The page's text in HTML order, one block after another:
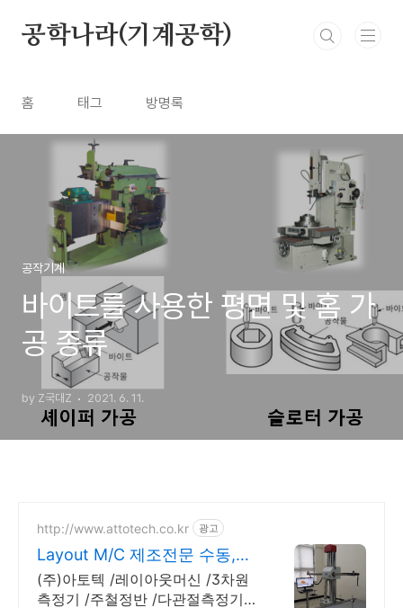
공학나라(기계공학)
홈 태그 방명록
공작기계
바이트를 사용한 평면 및 홈 가
공 종류
by Z국대Z 2021. 6. 11.
http://www.attotech.co.kr 광고
Layout M/C 제조전문 수동,자
동타입 제조 판매중
(주)아토텍 /레이아웃머신 /3차원
측정기 /주철정반 /다관절측정기 /